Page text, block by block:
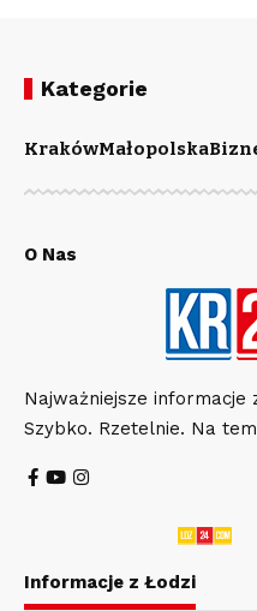
Kategorie
KrakówMałopolska
O Nas
Najważniejsze informacje
Szybko. Rzetelnie. Na
Informacje z Łodzi